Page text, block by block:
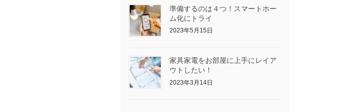
準備するのは４つ！スマートホー
ム化にトライ
2023年5月15日
家具家電をお部屋に上手にレイア
ウトしたい！
2023年3月14日